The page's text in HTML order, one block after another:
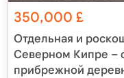
350,000 £
Отдельная и
Северном Кипре –
прибрежной